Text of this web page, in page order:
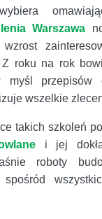
Warszawa
wzrost
Z roku na rok
myśl przepisów
wszelkie
takich szkoleń
i jej
roboty